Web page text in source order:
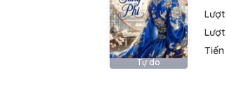
Tự do
Lượt
Lượt
Tiến